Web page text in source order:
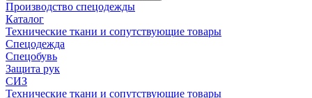
Производство спецодежды
Каталог
Технические ткани и сопутствующие товары
Спецодежда
Спецобувь
Защита рук
СИЗ
Технические ткани и сопутствующие товары